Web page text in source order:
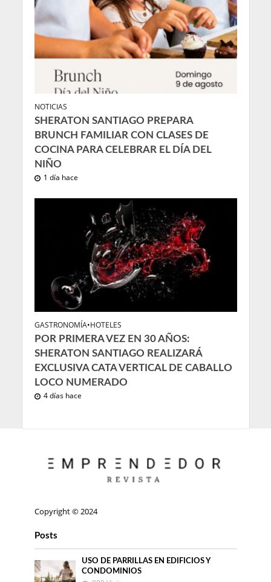
NOTICIAS
SHERATON SANTIAGO PREPARA
BRUNCH FAMILIAR CON CLASES DE
COCINA PARA CELEBRAR EL DÍA DEL
NIÑO
1 día hace
GASTRONOMÍA•HOTELES
POR PRIMERA VEZ EN 30 AÑOS:
SHERATON SANTIAGO REALIZARÁ
EXCLUSIVA CATA VERTICAL DE CABALLO
LOCO NUMERADO
4 días hace
Copyright © 2024
Posts
USO DE PARRILLAS EN EDIFICIOS Y
CONDOMINIOS